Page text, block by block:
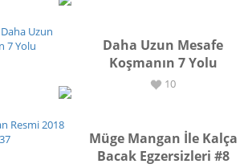
Daha Uzun Mesafe
Koşmanın 7 Yolu
10
Müge Mangan İle Kalça
Bacak Egzersizleri #8